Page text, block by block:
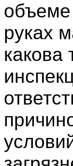
руках
какова